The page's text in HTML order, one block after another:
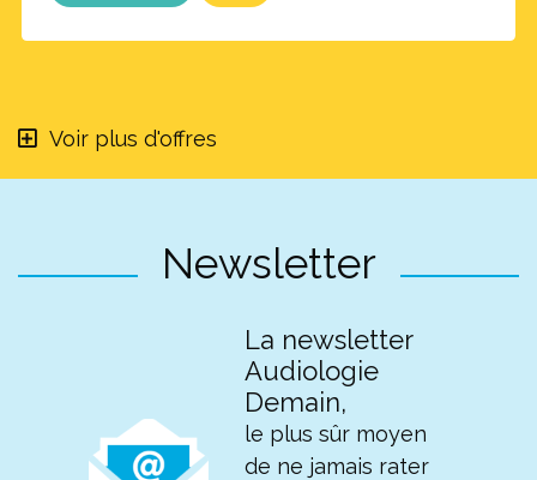
Voir plus d'offres
Newsletter
La newsletter
Audiologie
Demain,
le plus sûr moyen
de ne jamais rater